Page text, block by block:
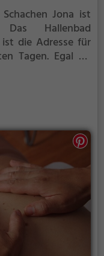
Jona ist
Das Hallenbad
ist die Adresse für
Tagen. Egal ob
Hallenbad
kommt jeder auf